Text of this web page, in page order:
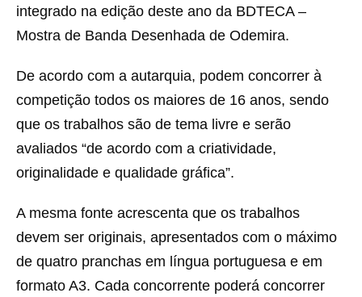
integrado na edição deste ano da BDTECA –
Mostra de Banda Desenhada de Odemira.
De acordo com a autarquia, podem concorrer à
competição todos os maiores de 16 anos, sendo
que os trabalhos são de tema livre e serão
avaliados “de acordo com a criatividade,
originalidade e qualidade gráfica”.
A mesma fonte acrescenta que os trabalhos
devem ser originais, apresentados com o máximo
de quatro pranchas em língua portuguesa e em
formato A3. Cada concorrente poderá concorrer